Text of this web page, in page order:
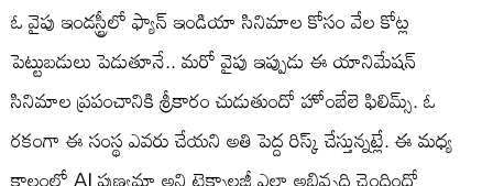
ఓ వైపు ఇండస్ట్రీలో ఫ్యాన్ ఇండియా సినిమాల కోసం వేల కోట్ల
పెట్టుబడులు పెడుతూనే.. మరో వైపు ఇప్పుడు ఈ యానిమేషన్
సినిమాల ప్రపంచానికి శ్రీకారం చుడుతుందో హోంబేలె ఫిలిమ్స్. ఓ
రకంగా ఈ సంస్థ ఎవరు చేయని అతి పెద్ద రిస్క్ చేస్తున్నట్లే. ఈ మధ్య